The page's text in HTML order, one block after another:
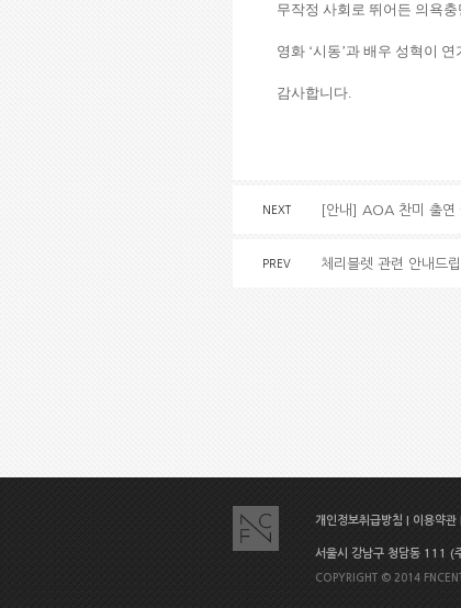
무작정 사회로 뛰어든 의욕
영화 ‘시동’과 배우 성혁이 연
감사합니다.
NEXT [안내] AOA 찬미 출연
PREV 체리블렛 관련 안내드립
개인정보취급방침 이용약관
서울시 강남구 청담동
COPYRIGHT © 2014